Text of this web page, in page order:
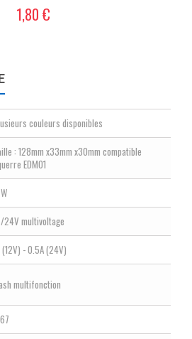
1,80 €
couleurs disponibles
: 128mm x33mm x30mm compatible
EDM01
24V multivoltage
(12V) - 0.5A (24V)
multifonction